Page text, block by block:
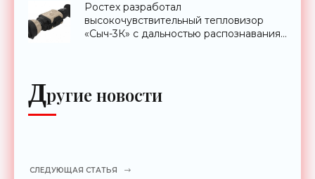
Ростех разработал
высокочувствительный тепловизор
«Сыч-3К» с дальностью распознавания
Другие новости
СЛЕДУЮЩАЯ СТАТЬЯ